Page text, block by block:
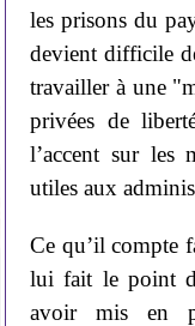
les prisons du
devient difficile
travailler à une
privées de
l’accent sur les
utiles aux
Ce qu’il compte
lui fait le point
avoir mis en